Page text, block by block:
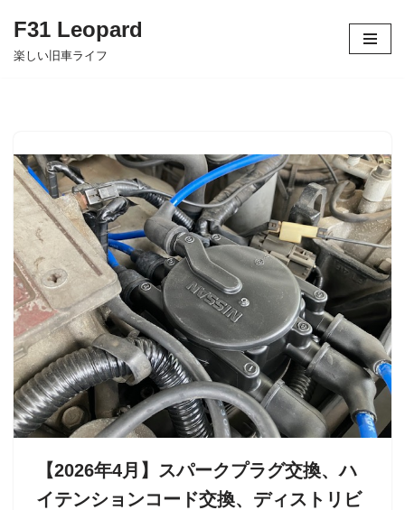
コ
へ
ス
キ
ッ
F31 Leopard
楽しい旧車ライフ
【2026年4月】スパークプラグ交換、ハ
イテンションコード交換、ディストリビ